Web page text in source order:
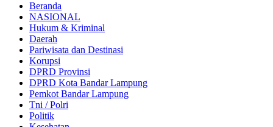
Font
Beranda
NASIONAL
Hukum & Kriminal
Daerah
Pariwisata dan Destinasi
Korupsi
DPRD Provinsi
DPRD Kota Bandar Lampung
Pemkot Bandar Lampung
Tni / Polri
Politik